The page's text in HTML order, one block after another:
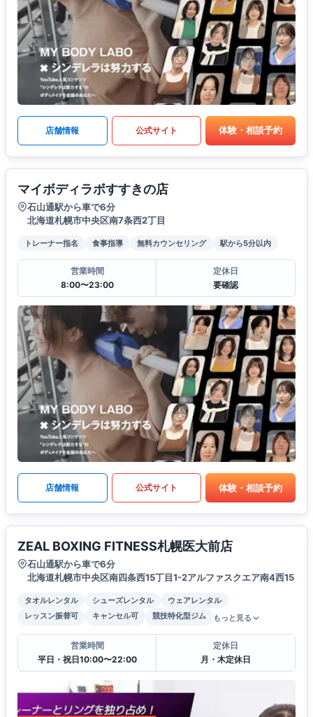
店舗情報 公式サイト 体験・相談予約
マイボディラボすすきの店
石山通駅から車で6分
北海道札幌市中央区南7条西2丁目
トレーナー指名 食事指導 無料カウンセリング 駅から5分以内
営業時間
8:00〜23:00
定休日
要確認
店舗情報 公式サイト 体験・相談予約
ZEAL BOXING FITNESS札幌医大前店
石山通駅から車で6分
北海道札幌市中央区南四条西15丁目1-2アルファスクエア南4西15
タオルレンタル シューズレンタル
ウェアレンタル
レッスン振替可
キャンセル可 競技特化型ジム もっと見る
営業時間
平日・祝日10:00〜22:00
定休日
月・木定休日